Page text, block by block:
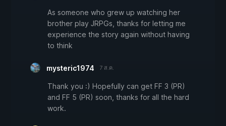
As someone who grew up watching her
brother play JRPGs, thanks for letting me
experience the story again without having
to think
mysteric1974 7 ส.ค.
Thank you :) Hopefully can get FF 3 (PR)
and FF 5 (PR) soon, thanks for all the hard
work.